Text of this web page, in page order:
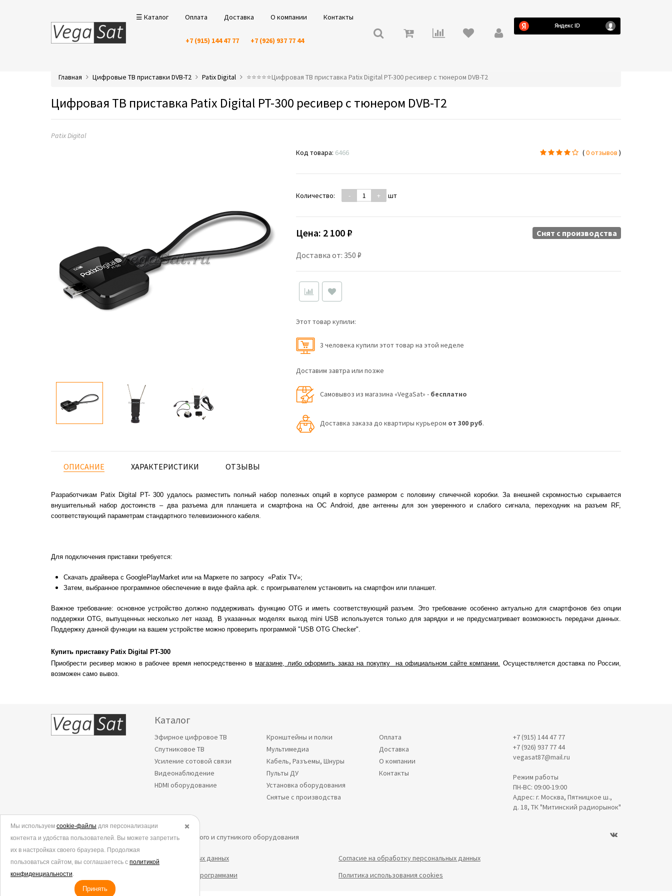
☰ Каталог Оплата Доставка О компании Контакты
+7 (915) 144 47 77 +7 (926) 937 77 44
Главная Цифровые ТВ приставки DVB-T2 Patix Digital ⭐️⭐️⭐️⭐️⭐️Цифровая ТВ приставка Patix Digital PT-300 ресивер с тюнером DVB-T2
Цифровая ТВ приставка Patix Digital PT-300 ресивер с тюнером DVB-T2
Patix Digital
Код товара: 6466 (0 отзывов )
Количество: - + шт
Цена: 2 100 ₽
Доставка от: 350 ₽
Снят c производства
Этот товар купили:
3 человекa купили этот товар на этой неделе
Доставим завтра или позже
Самовывоз из магазина «VegaSat» - бесплатно
Доставка заказа до квартиры курьером от 300 руб.
ОПИСАНИЕ ХАРАКТЕРИСТИКИ ОТЗЫВЫ
Разработчикам Patix Digital PT- 300 удалось разместить полный набор полезных опций в корпусе размером с половину спичечной коробки. За внешней скромностью скрывается
внушительный набор достоинств – два разъема для планшета и смартфона на ОС Android, две антенны для зон уверенного и слабого сигнала, переходник на разъем RF,
соответствующий параметрам стандартного телевизионного кабеля.
Для подключения приставки требуется:
Скачать драйвера с GooglePlayMarket или на Маркете по запросу «Patix TV»;
Затем, выбранное программное обеспечение в виде файла apk. с проигрывателем установить на смартфон или планшет.
Важное требование: основное устройство должно поддерживать функцию OTG и иметь соответствующий разъем. Это требование особенно актуально для смартфонов без опции
поддержки OTG, выпущенных несколько лет назад. В указанных моделях выход mini USB используется только для зарядки и не предусматривает возможность передачи данных.
Поддержку данной функции на вашем устройстве можно проверить программой "USB OTG Checker".
Купить приставку Patix Digital PT-300
Приобрести ресивер можно в рабочее время непосредственно в магазине, либо оформить заказ на покупку на официальном сайте компании. Осуществляется доставка по России,
возможен само вывоз.
Каталог
Эфирное цифровое ТВ
Спутниковое ТВ
Усиление сотовой связи
Видеонаблюдение
HDMI оборудование
Кронштейны и полки
Мультимедиа
Кабель, Разъемы, Шнуры
Пульты ДУ
Установка оборудования
Снятые с производства
Оплата
Доставка
О компании
Контакты
+7 (915) 144 47 77
+7 (926) 937 77 44
vegasat87@mail.ru
Режим работы
ПН-ВС: 09:00-19:00
Адрес: г. Москва, Пятницкое ш.,
д. 18, ТК "Митинский радиорынок"
© 2006-2026.
Все права защищены. Интернет-магазин эфирного и спутникого оборудования
Политика в отношении обработки персональных данных
Согласие на обработку персональных данных
Согласие на обработку данных метрическими программами
Политика использования cookies
✖️
Мы используем cookie-файлы для персонализации
контента и удобства пользователей. Вы можете запретить
их в настройках своего браузера. Продолжая
пользоваться сайтом, вы соглашаетесь с политикой
конфиденциальности.
Принять